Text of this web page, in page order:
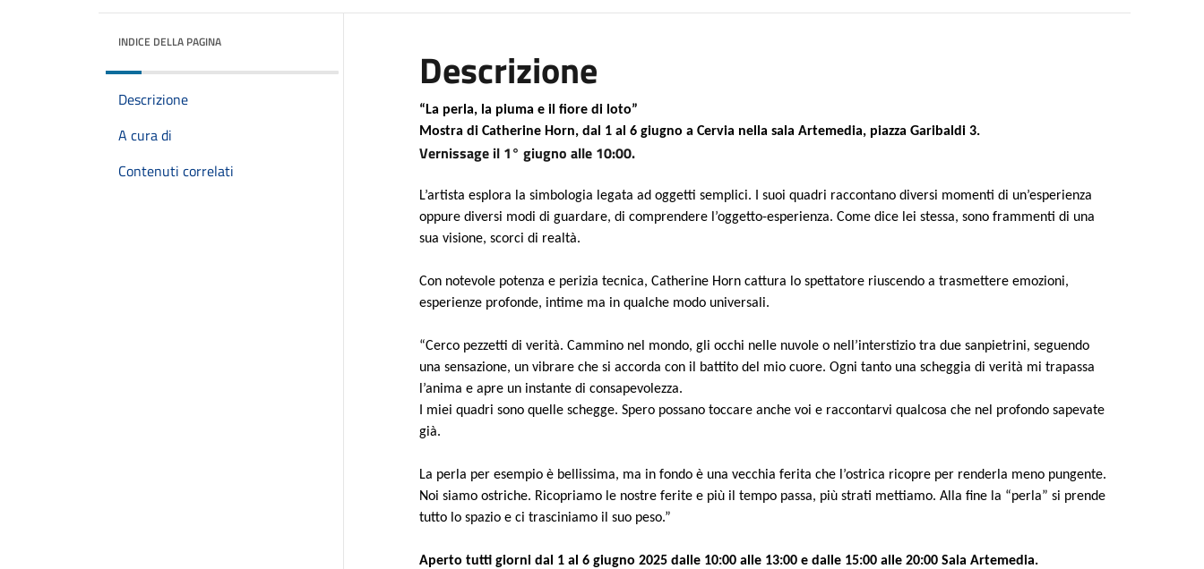
INDICE DELLA PAGINA
Descrizione
A cura di
Contenuti correlati
Descrizione
“La perla, la piuma e il fiore di loto”
Mostra di Catherine Horn, dal 1 al 6 giugno a Cervia nella sala Artemedia, piazza Garibaldi 3.
Vernissage il 1° giugno alle 10:00.
L’artista esplora la simbologia legata ad oggetti semplici. I suoi quadri raccontano diversi momenti di un’esperienza
oppure diversi modi di guardare, di comprendere l’oggetto-esperienza. Come dice lei stessa, sono frammenti di una
sua visione, scorci di realtà.
Con notevole potenza e perizia tecnica, Catherine Horn cattura lo spettatore riuscendo a trasmettere emozioni,
esperienze profonde, intime ma in qualche modo universali.
“Cerco pezzetti di verità. Cammino nel mondo, gli occhi nelle nuvole o nell’interstizio tra due sanpietrini, seguendo
una sensazione, un vibrare che si accorda con il battito del mio cuore. Ogni tanto una scheggia di verità mi trapassa
l’anima e apre un instante di consapevolezza.
I miei quadri sono quelle schegge. Spero possano toccare anche voi e raccontarvi qualcosa che nel profondo sapevate
già.
La perla per esempio è bellissima, ma in fondo è una vecchia ferita che l’ostrica ricopre per renderla meno pungente.
Noi siamo ostriche. Ricopriamo le nostre ferite e più il tempo passa, più strati mettiamo. Alla fine la “perla” si prende
tutto lo spazio e ci trasciniamo il suo peso.”
Aperto tutti giorni dal 1 al 6 giugno 2025 dalle 10:00 alle 13:00 e dalle 15:00 alle 20:00 Sala Artemedia.